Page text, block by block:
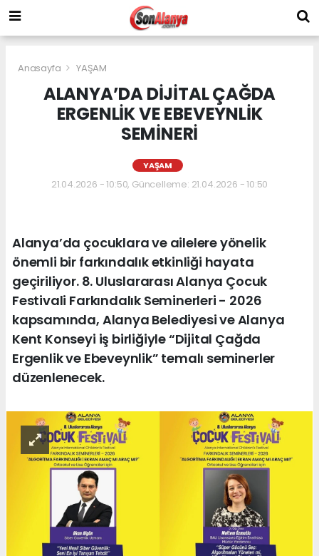
Anasayfa YAŞAM
ALANYA’DA DİJİTAL ÇAĞDA
ERGENLİK VE EBEVEYNLİK
SEMİNERİ
YAŞAM
21.04.2026 - 10:50, Güncelleme: 21.04.2026 - 10:50
Alanya’da çocuklara ve ailelere yönelik
önemli bir farkındalık etkinliği hayata
geçiriliyor. 8. Uluslararası Alanya Çocuk
Festivali Farkındalık Seminerleri - 2026
kapsamında, Alanya Belediyesi ve Alanya
Kent Konseyi iş birliğiyle “Dijital Çağda
Ergenlik ve Ebeveynlik” temalı seminerler
düzenlenecek.